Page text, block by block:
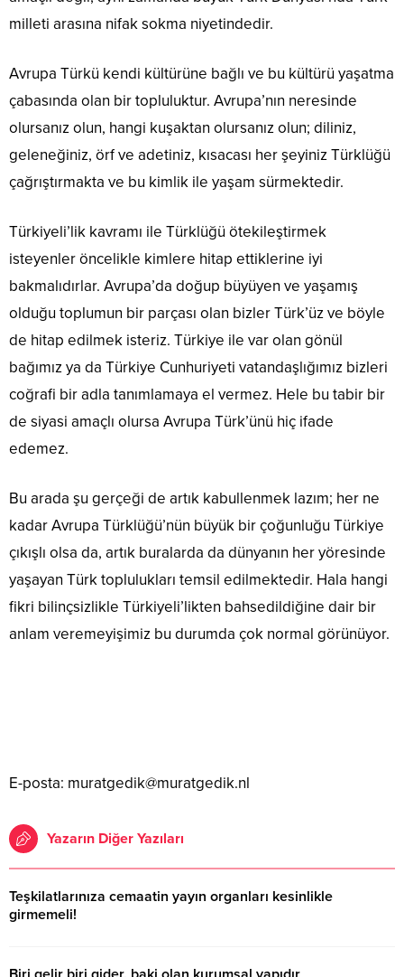
milleti arasına nifak sokma niyetindedir.
Avrupa Türkü kendi kültürüne bağlı ve bu kültürü yaşatma
çabasında olan bir topluluktur. Avrupa’nın neresinde
olursanız olun, hangi kuşaktan olursanız olun; diliniz,
geleneğiniz, örf ve adetiniz, kısacası her şeyiniz Türklüğü
çağrıştırmakta ve bu kimlik ile yaşam sürmektedir.
Türkiyeli’lik kavramı ile Türklüğü ötekileştirmek
isteyenler öncelikle kimlere hitap ettiklerine iyi
bakmalıdırlar. Avrupa’da doğup büyüyen ve yaşamış
olduğu toplumun bir parçası olan bizler Türk’üz ve böyle
de hitap edilmek isteriz. Türkiye ile var olan gönül
bağımız ya da Türkiye Cunhuriyeti vatandaşlığımız bizleri
coğrafi bir adla tanımlamaya el vermez. Hele bu tabir bir
de siyasi amaçlı olursa Avrupa Türk’ünü hiç ifade
edemez.
Bu arada şu gerçeği de artık kabullenmek lazım; her ne
kadar Avrupa Türklüğü’nün büyük bir çoğunluğu Türkiye
çıkışlı olsa da, artık buralarda da dünyanın her yöresinde
yaşayan Türk toplulukları temsil edilmektedir. Hala hangi
fikri bilinçsizlikle Türkiyeli’likten bahsedildiğine dair bir
anlam veremeyişimiz bu durumda çok normal görünüyor.
E-posta: muratgedik@muratgedik.nl
Yazarın Diğer Yazıları
Teşkilatlarınıza cemaatin yayın organları kesinlikle
girmemeli!